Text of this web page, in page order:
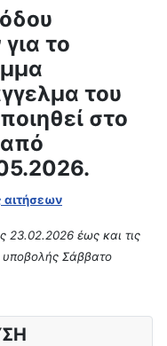
το
του
στο
από
αιτήσεων
23.02.2026 έως και τις
υποβολής Σάββατο